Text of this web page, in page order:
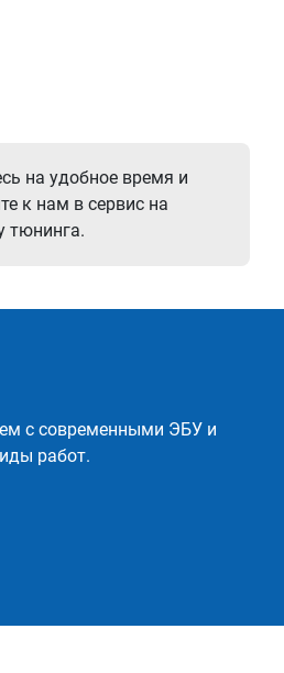
на удобное время и
к нам в сервис на
тюнинга.
с современными ЭБУ и
работ.